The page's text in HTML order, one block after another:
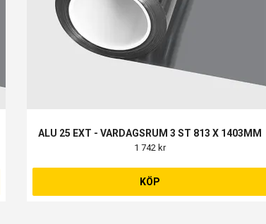
ALU 25 EXT - VARDAGSRUM 3 ST 813 X 1403MM
1 742 kr
KÖP